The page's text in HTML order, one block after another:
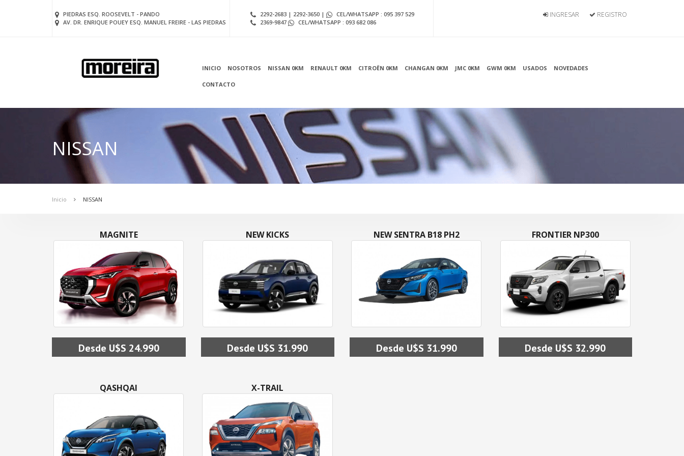
PIEDRAS ESQ. ROOSEVELT - PANDO
AV. DR. ENRIQUE POUEY ESQ. MANUEL FREIRE - LAS PIEDRAS
2292-2683 | 2292-3650 |
CEL/WHATSAPP : 095 397 529
2369-9847
CEL/WHATSAPP : 093 682 086
REGISTRO
INGRESAR
INICIO NOSOTROS NISSAN 0KM RENAULT 0KM CITROËN 0KM CHANGAN 0KM JMC 0KM GWM 0KM USADOS NOVEDADES
CONTACTO
NISSAN
Inicio NISSAN
MAGNITE
Desde U$S 24.990
NEW KICKS
Desde U$S 31.990
NEW SENTRA B18 PH2
Desde U$S 31.990
FRONTIER NP300
Desde U$S 32.990
QASHQAI X-TRAIL